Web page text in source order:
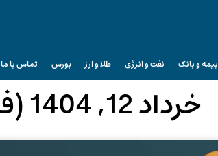
بیمه و بانک نفت و انرژی طلا و ارز بورس تماس با ما
خرداد 12, 1404 (فرمت تاریخ آرشیو روزانه)